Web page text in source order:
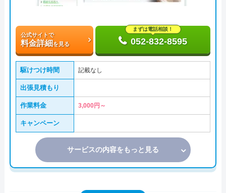
公式サイトで
料金詳細を見る
まずは電話相談！
052-832-8595
駆けつけ時間 記載なし
出張見積もり
作業料金 3,000円～
キャンペーン
サービスの内容をもっと見る